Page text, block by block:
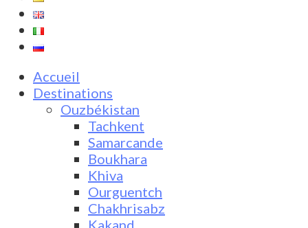
Accueil
Destinations
Ouzbékistan
Tachkent
Samarcande
Boukhara
Khiva
Ourguentch
Chakhrisabz
Kakand